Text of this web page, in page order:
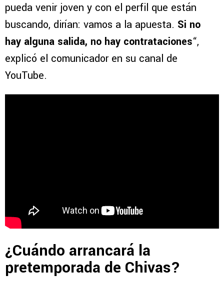
pueda venir joven y con el perfil que están
buscando, dirían: vamos a la apuesta. Si no
hay alguna salida, no hay contrataciones“,
explicó el comunicador en su canal de
YouTube.
¿Cuándo arrancará la
pretemporada de Chivas?